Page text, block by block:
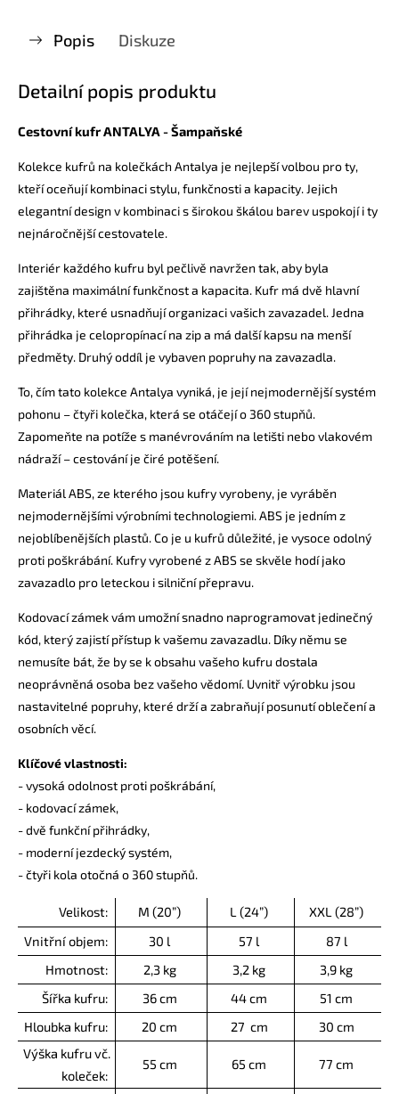
Popis Diskuze
Detailní popis produktu
Cestovní kufr ANTALYA - Šampaňské
Kolekce kufrů na kolečkách Antalya je nejlepší volbou pro ty,
kteří oceňují kombinaci stylu, funkčnosti a kapacity. Jejich
elegantní design v kombinaci s širokou škálou barev uspokojí i ty
nejnáročnější cestovatele.
Interiér každého kufru byl pečlivě navržen tak, aby byla
zajištěna maximální funkčnost a kapacita. Kufr má dvě hlavní
přihrádky, které usnadňují organizaci vašich zavazadel. Jedna
přihrádka je celopropínací na zip a má další kapsu na menší
předměty. Druhý oddíl je vybaven popruhy na zavazadla.
To, čím tato kolekce Antalya vyniká, je její nejmodernější systém
pohonu – čtyři kolečka, která se otáčejí o 360 stupňů.
Zapomeňte na potíže s manévrováním na letišti nebo vlakovém
nádraží – cestování je čiré potěšení.
Materiál ABS, ze kterého jsou kufry vyrobeny, je vyráběn
nejmodernějšími výrobními technologiemi. ABS je jedním z
nejoblíbenějších plastů. Co je u kufrů důležité, je vysoce odolný
proti poškrábání. Kufry vyrobené z ABS se skvěle hodí jako
zavazadlo pro leteckou i silniční přepravu.
Kodovací zámek vám umožní snadno naprogramovat jedinečný
kód, který zajistí přístup k vašemu zavazadlu. Díky němu se
nemusíte bát, že by se k obsahu vašeho kufru dostala
neoprávněná osoba bez vašeho vědomí. Uvnitř výrobku jsou
nastavitelné popruhy, které drží a zabraňují posunutí oblečení a
osobních věcí.
Klíčové vlastnosti:
- vysoká odolnost proti poškrábání,
- kodovací zámek,
- dvě funkční přihrádky,
- moderní jezdecký systém,
- čtyři kola otočná o 360 stupňů.
Velikost: M (20”) L (24”)
XXL (28”)
Vnitřní objem:
30 l 57 l
87 l
Hmotnost:
2,3 kg 3,2 kg
3,9 kg
Šířka kufru:
36 cm 44 cm
51 cm
Hloubka kufru:
20 cm 27 cm
30 cm
Výška kufru vč.
koleček:
55 cm 65 cm 77 cm